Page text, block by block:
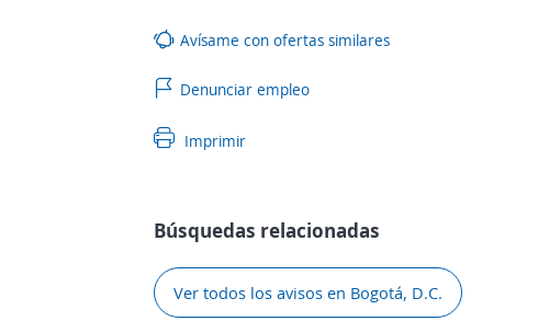
Avísame con ofertas similares
Denunciar empleo
Imprimir
Búsquedas relacionadas
Ver todos los avisos en Bogotá, D.C.